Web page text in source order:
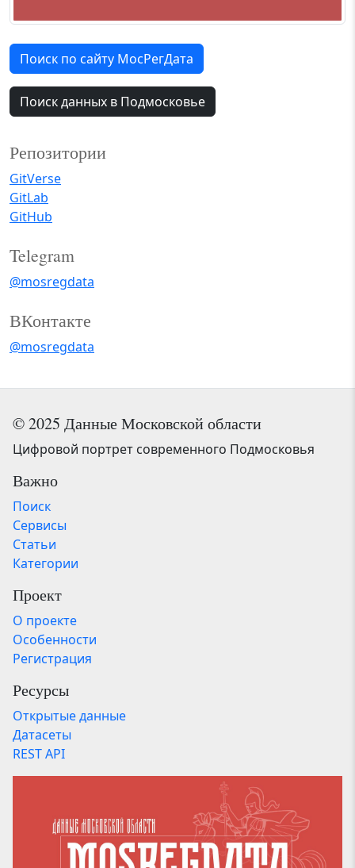
Поиск по сайту МосРегДата
Поиск данных в Подмосковье
Репозитории
GitVerse
GitLab
GitHub
Telegram
@mosregdata
ВКонтакте
@mosregdata
© 2025 Данные Московской области
Цифровой портрет современного Подмосковья
Важно
Поиск
Сервисы
Статьи
Категории
Проект
О проекте
Особенности
Регистрация
Ресурсы
Открытые данные
Датасеты
REST API